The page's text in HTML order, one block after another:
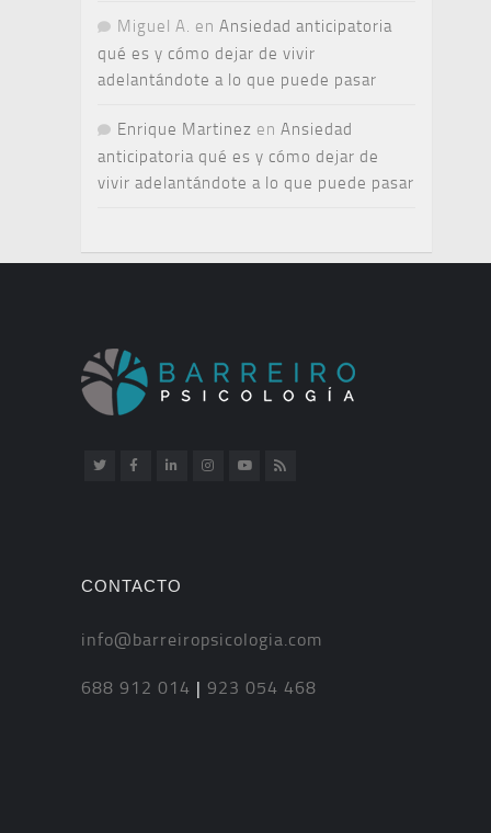
Miguel A. en Ansiedad anticipatoria
qué es y cómo dejar de vivir
adelantándote a lo que puede pasar
Enrique Martinez en Ansiedad
anticipatoria qué es y cómo dejar de
vivir adelantándote a lo que puede pasar
CONTACTO
info@barreiropsicologia.com
688 912 014 | 923 054 468